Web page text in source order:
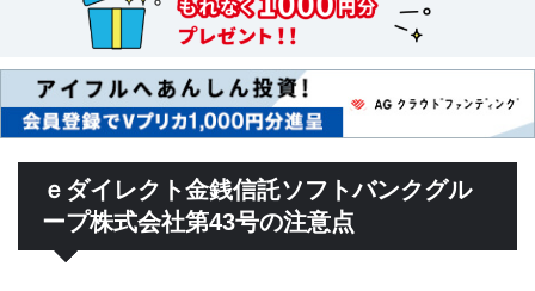
ｅダイレクト金銭信託ソフトバンクグル
ープ株式会社第43号の注意点